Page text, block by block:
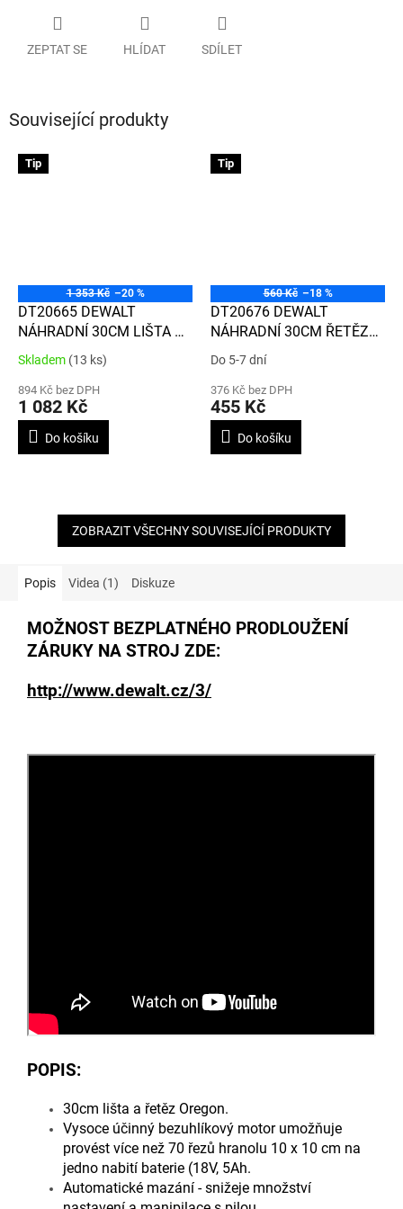
ZEPTAT SE HLÍDAT SDÍLET
Související produkty
Tip
1 353 Kč –20 %
DT20665 DEWALT
NÁHRADNÍ 30CM LIŠTA A
ŘETĚZ OREGON PRO AKU
ŘETĚZOVOU PILU DCM565
Průměrné
produktu
je
5,0
Skladem (13 ks)
894 Kč bez DPH
1 082 Kč
Do košíku
Tip
560 Kč –18 %
DT20676 DEWALT
NÁHRADNÍ 30CM ŘETĚZ
PRO AKU ŘETĚZOVOU
Průměrné
produktu
je
5,0
Do 5-7 dní
376 Kč bez DPH
455 Kč
Do košíku
ZOBRAZIT VŠECHNY SOUVISEJÍCÍ PRODUKTY
Popis Videa (1) Diskuze
MOŽNOST BEZPLATNÉHO PRODLOUŽENÍ
ZÁRUKY NA STROJ ZDE:
http://www.dewalt.cz/3/
POPIS:
30cm lišta a řetěz Oregon.
Vysoce účinný bezuhlíkový motor umožňuje
provést více než 70 řezů hranolu 10 x 10 cm na
jedno nabití baterie (18V, 5Ah.
Automatické mazání - snižeje množství